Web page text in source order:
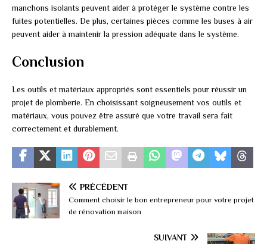
manchons isolants peuvent aider à protéger le système contre les
fuites potentielles. De plus, certaines pièces comme les buses à air
peuvent aider à maintenir la pression adéquate dans le système.
Conclusion
Les outils et matériaux appropriés sont essentiels pour réussir un
projet de plomberie. En choisissant soigneusement vos outils et
matériaux, vous pouvez être assuré que votre travail sera fait
correctement et durablement.
PRÉCÉDENT
Comment choisir le bon entrepreneur pour votre projet
de rénovation maison
SUIVANT